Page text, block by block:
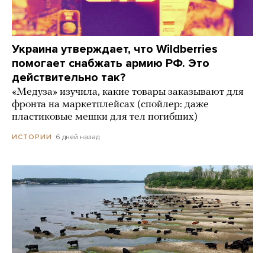
Украина утверждает, что Wildberries
помогает снабжать армию РФ. Это
действительно так?
«Медуза» изучила, какие товары заказывают для
фронта на маркетплейсах (спойлер: даже
пластиковые мешки для тел погибших)
ИСТОРИИ 6 дней назад